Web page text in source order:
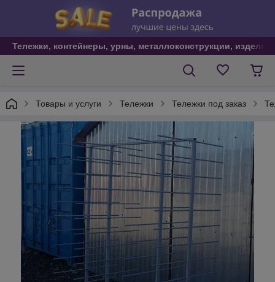
Тележки, контейнеры, урны, металлоконструкции,
Товары и услуги Тележки Тележки под заказ